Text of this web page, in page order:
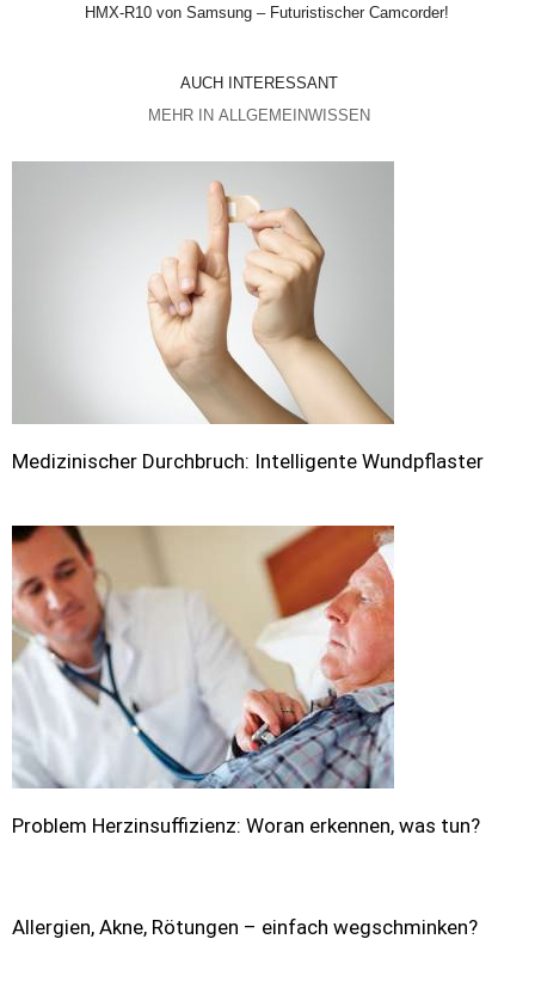
HMX-R10 von Samsung – Futuristischer Camcorder!
AUCH INTERESSANT
MEHR IN ALLGEMEINWISSEN
Medizinischer Durchbruch: Intelligente Wundpflaster
Problem Herzinsuffizienz: Woran erkennen, was tun?
Allergien, Akne, Rötungen – einfach wegschminken?